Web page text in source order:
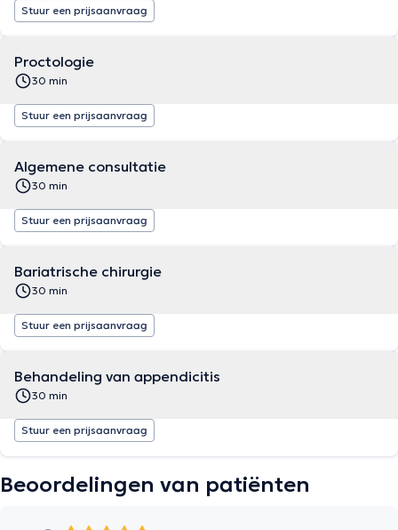
Stuur een prijsaanvraag
Proctologie
30 min
Stuur een prijsaanvraag
Algemene consultatie
30 min
Stuur een prijsaanvraag
Bariatrische chirurgie
30 min
Stuur een prijsaanvraag
Behandeling van appendicitis
30 min
Stuur een prijsaanvraag
Beoordelingen van patiënten